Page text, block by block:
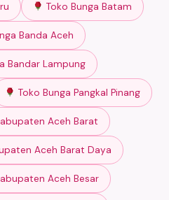
Toko Bunga Batam
Banda Aceh
Bandar Lampung
Toko Bunga Pangkal Pinang
Aceh Barat
Aceh Barat Daya
Aceh Besar